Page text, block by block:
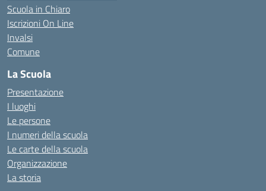
Scuola in Chiaro
Iscrizioni On Line
Invalsi
Comune
La Scuola
Presentazione
I luoghi
Le persone
I numeri della scuola
Le carte della scuola
Organizzazione
La storia